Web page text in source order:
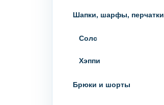
Шапки, шарфы, перчатки
Солс
Хэппи
Брюки и шорты